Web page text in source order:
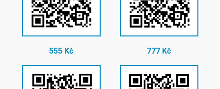
555 Kč 777 Kč